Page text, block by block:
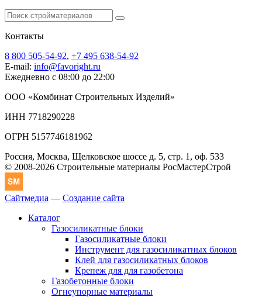
Контакты
8 800 505-54-92, +7 495 638-54-92
E-mail: info@favoright.ru
Ежедневно с 08:00 до 22:00
ООО «Комбинат Строительных Изделий»
ИНН 7718290228
ОГРН 5157746181962
Россия, Москва, Щелковское шоссе д. 5, стр. 1, оф. 533
© 2008-2026 Строительные материалы РосМастерСтрой
Сайтмедиа — Создание сайта
Каталог
Газосиликатные блоки
Газосиликатные блоки
Инструмент для газосиликатных блоков
Клей для газосиликатных блоков
Крепеж для для газобетона
Газобетонные блоки
Огнеупорные материалы